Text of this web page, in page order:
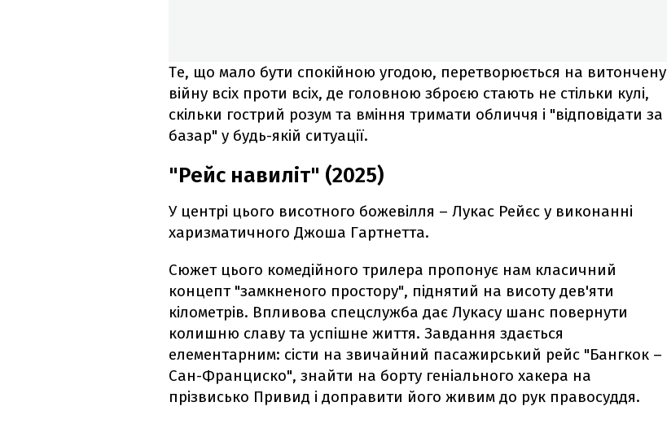
Те, що мало бути спокійною угодою, перетворюється на витончену
війну всіх проти всіх, де головною зброєю стають не стільки кулі,
скільки гострий розум та вміння тримати обличчя і "відповідати за
базар" у будь-якій ситуації.
"Рейс навиліт" (2025)
У центрі цього висотного божевілля – Лукас Рейєс у виконанні
харизматичного Джоша Гартнетта.
Сюжет цього комедійного трилера пропонує нам класичний
концепт "замкненого простору", піднятий на висоту дев'яти
кілометрів. Впливова спецслужба дає Лукасу шанс повернути
колишню славу та успішне життя. Завдання здається
елементарним: сісти на звичайний пасажирський рейс "Бангкок –
Сан-Франциско", знайти на борту геніального хакера на
прізвисько Привид і доправити його живим до рук правосуддя.